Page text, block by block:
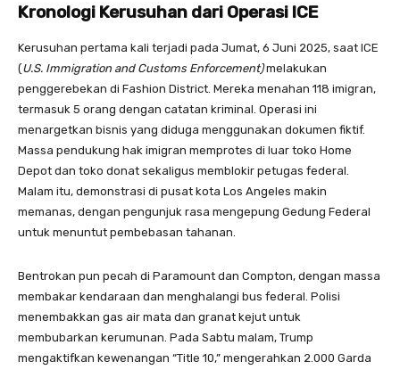
Kronologi Kerusuhan dari Operasi ICE
Kerusuhan pertama kali terjadi pada Jumat, 6 Juni 2025, saat ICE
(U.S. Immigration and Customs Enforcement)melakukan
penggerebekan di Fashion District. Mereka menahan 118 imigran,
termasuk 5 orang dengan catatan kriminal. Operasi ini
menargetkan bisnis yang diduga menggunakan dokumen fiktif.
Massa pendukung hak imigran memprotes di luar toko Home
Depot dan toko donat sekaligus memblokir petugas federal.
Malam itu, demonstrasi di pusat kota Los Angeles makin
memanas, dengan pengunjuk rasa mengepung Gedung Federal
untuk menuntut pembebasan tahanan.
Bentrokan pun pecah di Paramount dan Compton, dengan massa
membakar kendaraan dan menghalangi bus federal. Polisi
menembakkan gas air mata dan granat kejut untuk
membubarkan kerumunan. Pada Sabtu malam, Trump
mengaktifkan kewenangan “Title 10,” mengerahkan 2.000 Garda